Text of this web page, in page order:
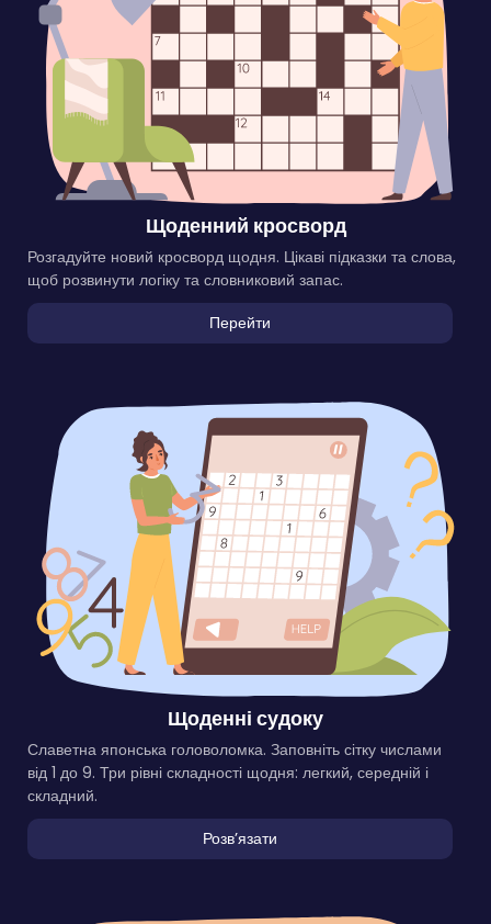
Щоденний кросворд
Розгадуйте новий кросворд щодня. Цікаві підказки та слова,
щоб розвинути логіку та словниковий запас.
Перейти
Щоденні судоку
Славетна японська головоломка. Заповніть сітку числами
від 1 до 9. Три рівні складності щодня: легкий, середній і
складний.
Розвʼязати